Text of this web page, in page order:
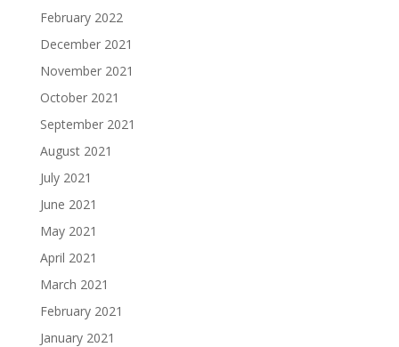
February 2022
December 2021
November 2021
October 2021
September 2021
August 2021
July 2021
June 2021
May 2021
April 2021
March 2021
February 2021
January 2021